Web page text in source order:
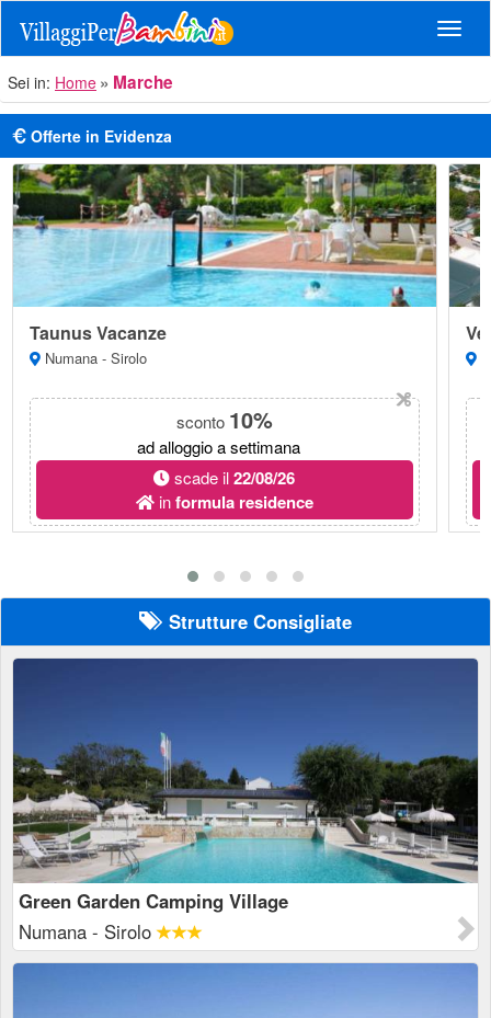
Sei in: Home Marche
Offerte in Evidenza
Taunus Vacanze
Numana - Sirolo
sconto 10%
ad alloggio a settimana
scade il22/08/26
informula residence
Strutture Consigliate
Green Garden Camping Village
Numana - Sirolo